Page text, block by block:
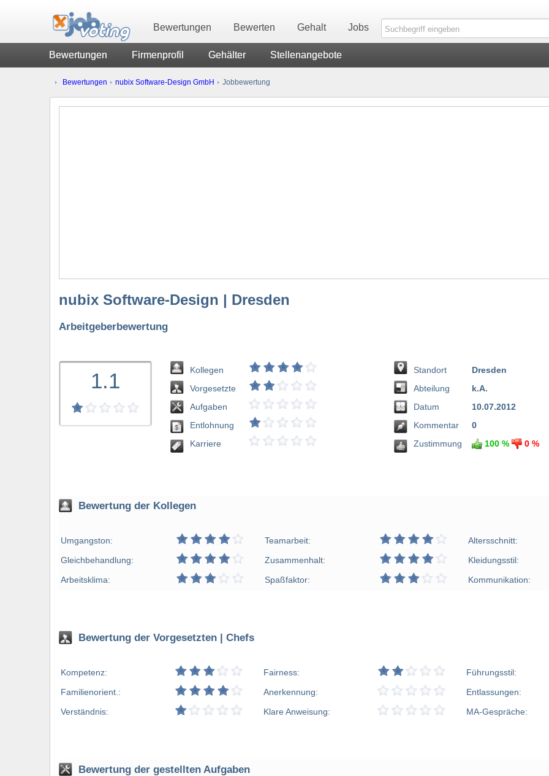
Bewertungen Bewerten Gehalt Jobs
Bewertungen Firmenprofil Gehälter Stellenangebote
Bewertungen nubix Software-Design GmbH Jobbewertung
nubix Software-Design | Dresden
Arbeitgeberbewertung
1.1
Kollegen
Vorgesetzte
Aufgaben
Entlohnung
Karriere
Standort
Abteilung
Datum
Kommentar
Zustimmung
Dresden
k.A.
10.07.2012
0
100 %
0 %
Bewertung der Kollegen
Umgangston: Teamarbeit: Altersschnitt:
Gleichbehandlung:
Zusammenhalt: Kleidungsstil:
Arbeitsklima:
Spaßfaktor: Kommunikation:
Bewertung der Vorgesetzten | Chefs
Kompetenz: Fairness: Führungsstil:
Familienorient.:
Anerkennung: Entlassungen:
Verständnis:
Klare Anweisung: MA-Gespräche:
Bewertung der gestellten Aufgaben